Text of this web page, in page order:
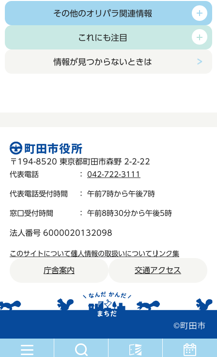
その他のオリパラ関連情報
これにも注目
情報が見つからないときは
〒194-8520 東京都町田市森野 2-2-22
代表電話 ： 042-722-3111
代表電話受付時間 ： 午前7時から午後7時
窓口受付時間 ： 午前8時30分から午後5時
法人番号 6000020132098
このサイトについて個人情報の取扱いについて リンク集
庁舎案内 交通アクセス